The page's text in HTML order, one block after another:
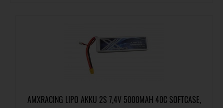
AMXRACING LIPO AKKU 2S 7,4V 5000MAH 40C SOFTCASE,